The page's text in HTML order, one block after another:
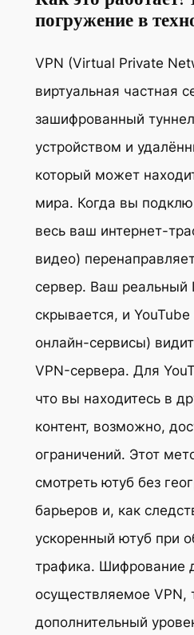
погружение в
VPN (Virtual Private
виртуальная частная
зашифрованный
устройством и
который может
мира. Когда вы
весь ваш интернет-
видео)
сервер. Ваш реальный
скрывается, и
онлайн-сервисы)
VPN-сервера. Для
что вы находитесь в
контент, возможно,
ограничений. Этот
смотреть ютуб без
барьеров и, как
ускоренный ютуб при
трафика. Шифрование
осуществляемое VPN,
дополнительный